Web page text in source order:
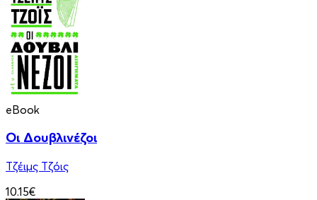
eBook
Οι Δουβλινέζοι
Τζέιμς Τζόις
10.15€